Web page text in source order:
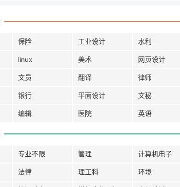
保险 工业设计 水利
linux 美术 网页设计
文员 翻译 律师
银行 平面设计 文秘
编辑 医院 英语
专业不限 管理 计算机电子
法律 理工科 环境